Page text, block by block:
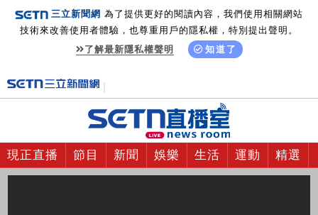
三立新聞網 為了提供更好的閱讀內容，我們使用相關網站
技術來改善使用者體驗，也尊重用戶的隱私權，特別提出聲明。
了解最新隱私權聲明
知道了
現正直播 節目 新聞 娛樂 生活 運動 精選